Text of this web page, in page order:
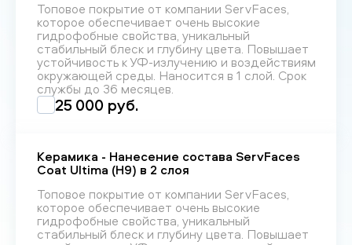
Топовое покрытие от компании ServFaces,
которое обеспечивает очень высокие
гидрофобные свойства, уникальный
стабильный блеск и глубину цвета. Повышает
устойчивость к УФ-излучению и воздействиям
окружающей среды. Наносится в 1 слой. Срок
службы до 36 месяцев.
25 000 руб.
Керамика - Нанесение состава ServFaces
Coat Ultima (H9) в 2 слоя
Топовое покрытие от компании ServFaces,
которое обеспечивает очень высокие
гидрофобные свойства, уникальный
стабильный блеск и глубину цвета. Повышает